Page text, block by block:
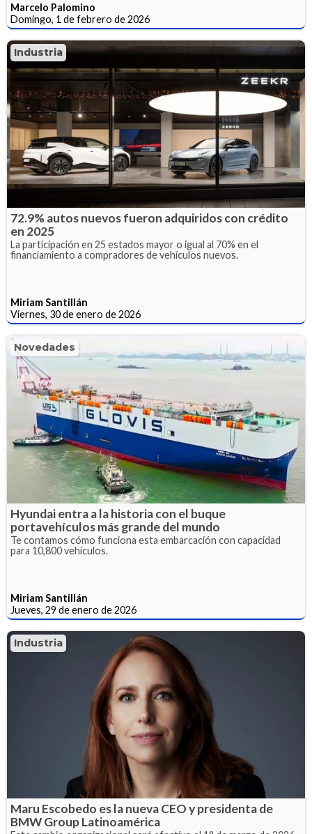
Marcelo Palomino
Domingo, 1 de febrero de 2026
Industria
72.9% autos nuevos fueron adquiridos con crédito
en 2025
La participación en 25 estados mayor o igual al 70% en el
financiamiento a compradores de vehículos nuevos.
Miriam Santillán
Viernes, 30 de enero de 2026
Novedades
Hyundai entra a la historia con el buque
portavehículos más grande del mundo
Te contamos cómo funciona esta embarcación con capacidad
para 10,800 vehículos.
Miriam Santillán
Jueves, 29 de enero de 2026
Industria
Maru Escobedo es la nueva CEO y presidenta de
BMW Group Latinoamérica